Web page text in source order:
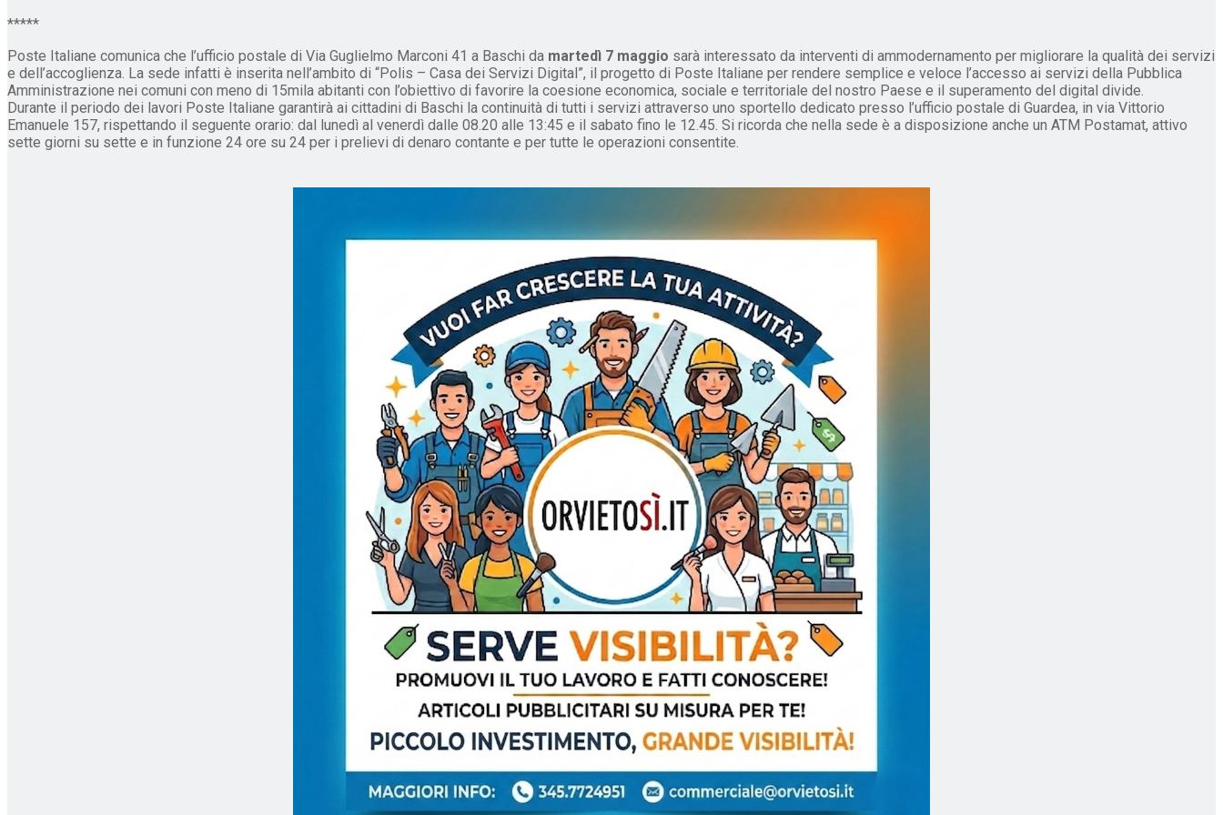
*****
Poste Italiane comunica che l’ufficio postale di Via Guglielmo Marconi 41 a Baschi da martedì 7 maggio sarà interessato da interventi di ammodernamento per migliorare la qualità dei servizi
e dell’accoglienza. La sede infatti è inserita nell’ambito di “Polis – Casa dei Servizi Digital”, il progetto di Poste Italiane per rendere semplice e veloce l’accesso ai servizi della Pubblica
Amministrazione nei comuni con meno di 15mila abitanti con l’obiettivo di favorire la coesione economica, sociale e territoriale del nostro Paese e il superamento del digital divide.
Durante il periodo dei lavori Poste Italiane garantirà ai cittadini di Baschi la continuità di tutti i servizi attraverso uno sportello dedicato presso l’ufficio postale di Guardea, in via Vittorio
Emanuele 157, rispettando il seguente orario: dal lunedì al venerdì dalle 08.20 alle 13:45 e il sabato fino le 12.45. Si ricorda che nella sede è a disposizione anche un ATM Postamat, attivo
sette giorni su sette e in funzione 24 ore su 24 per i prelievi di denaro contante e per tutte le operazioni consentite.